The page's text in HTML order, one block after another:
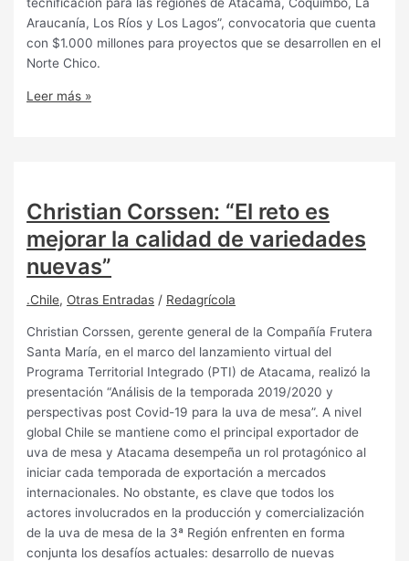
Araucanía, Los Ríos y Los Lagos”, convocatoria que cuenta
con $1.000 millones para proyectos que se desarrollen en el
Norte Chico.
Leer más »
Christian Corssen: “El reto es
mejorar la calidad de variedades
nuevas”
.Chile, Otras Entradas / Redagrícola
Christian Corssen, gerente general de la Compañía Frutera
Santa María, en el marco del lanzamiento virtual del
Programa Territorial Integrado (PTI) de Atacama, realizó la
presentación “Análisis de la temporada 2019/2020 y
perspectivas post Covid-19 para la uva de mesa”. A nivel
global Chile se mantiene como el principal exportador de
uva de mesa y Atacama desempeña un rol protagónico al
iniciar cada temporada de exportación a mercados
internacionales. No obstante, es clave que todos los
actores involucrados en la producción y comercialización
de la uva de mesa de la 3ª Región enfrenten en forma
conjunta los desafíos actuales: desarrollo de nuevas